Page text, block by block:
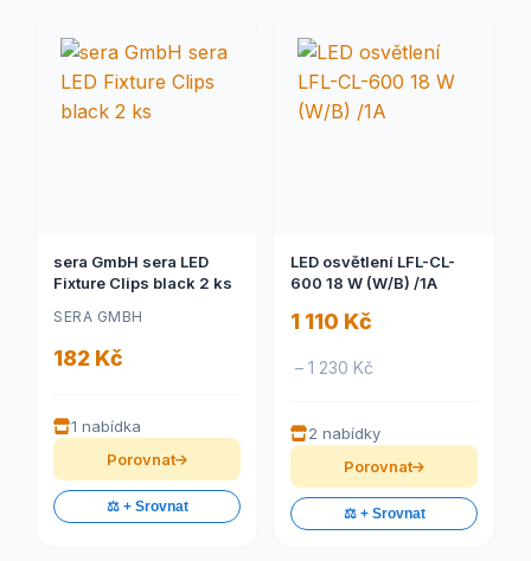
sera GmbH sera LED
Fixture Clips black 2 ks
SERA GMBH
182 Kč
1 nabídka
Porovnat
⚖️ + Srovnat
LED osvětlení LFL-CL-
600 18 W (W/B) /1A
1 110 Kč
– 1 230 Kč
2 nabídky
Porovnat
⚖️ + Srovnat